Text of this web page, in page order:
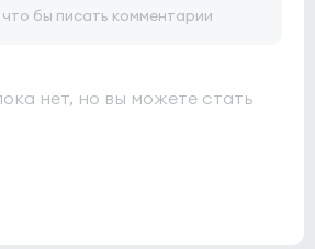
что бы писать комментарии
нет, но вы можете стать